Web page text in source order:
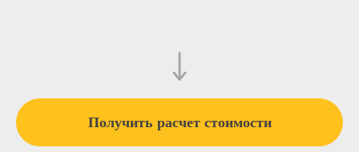
Получить расчет стоимости